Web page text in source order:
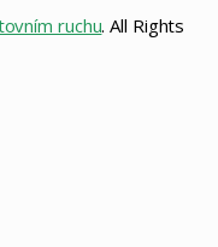
ruchu. All Rights